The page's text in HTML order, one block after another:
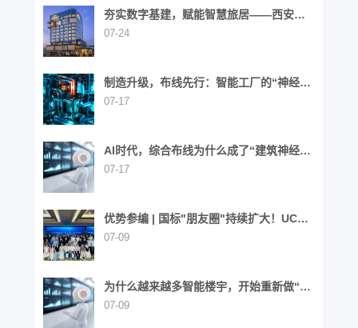
夯实数字基建，赋能智慧旅居——西安高
新区英迪格酒店
07-24
制造升级，布线先行：智能工厂的“神经网
络”重构之路
07-17
AI时代，综合布线为什么成了“建筑神经网
络”？
07-17
优势参编 | 国标"朋友圈"持续扩大！UCS
同步参与6项国家标准制定
07-09
为什么越来越多智能楼宇，开始重新做“布
线”这件事？
07-09